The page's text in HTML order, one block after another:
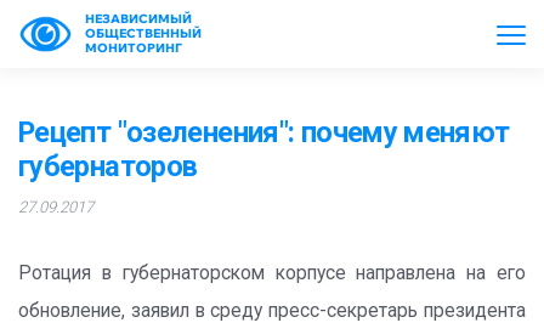
НЕЗАВИСИМЫЙ
ОБЩЕСТВЕННЫЙ
МОНИТОРИНГ
Рецепт "озеленения": почему меняют
губернаторов
27.09.2017
Ротация в губернаторском корпусе направлена на его
обновление, заявил в среду пресс-секретарь президента